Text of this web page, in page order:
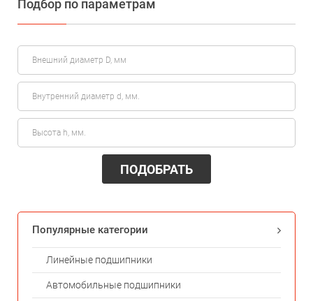
Подбор по параметрам
ПОДОБРАТЬ
Популярные категории
Линейные подшипники
Автомобильные подшипники